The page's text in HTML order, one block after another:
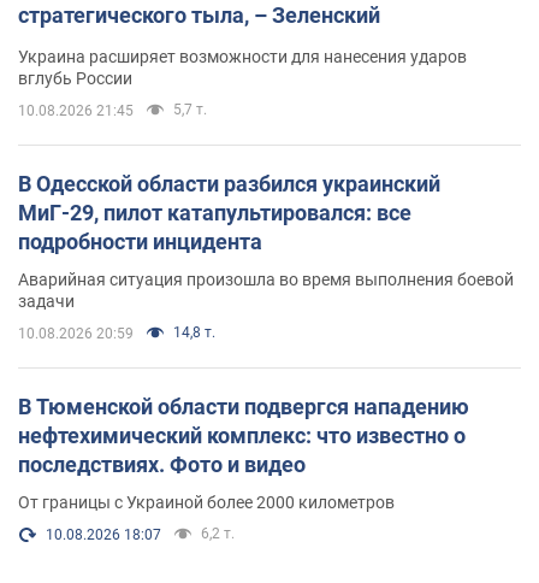
стратегического тыла, – Зеленский
Украина расширяет возможности для нанесения ударов
вглубь России
10.08.2026 21:45 5,7 т.
В Одесской области разбился украинский
МиГ-29, пилот катапультировался: все
подробности инцидента
Аварийная ситуация произошла во время выполнения боевой
задачи
10.08.2026 20:59 14,8 т.
В Тюменской области подвергся нападению
нефтехимический комплекс: что известно о
последствиях. Фото и видео
От границы с Украиной более 2000 километров
10.08.2026 18:07 6,2 т.